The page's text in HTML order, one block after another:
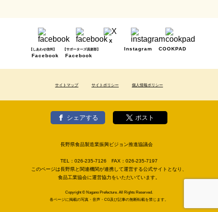
【しあわせ信州】
Facebook
【サポーターズ倶楽部】
Facebook
X
Instagram
COOKPAD
サイトマップ サイトポリシー 個人情報ポリシー
シェアする ポスト
長野県食品製造業振興ビジョン推進協議会
TEL： 026-235-7126 FAX： 026-235-7197
このページは長野県と関連機関が連携して運営する公式サイトとなり、
食品工業協会に運営協力をいただいています。
Copyright © Nagano Prefecture. All Rights Reserved.
各ページに掲載の写真・音声・CG及び記事の無断転載を禁じます。